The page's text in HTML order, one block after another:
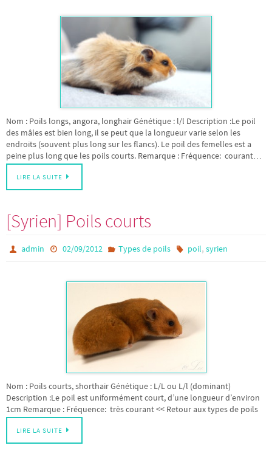
Nom : Poils longs, angora, longhair Génétique : l/l Description :Le poil
des mâles est bien long, il se peut que la longueur varie selon les
endroits (souvent plus long sur les flancs). Le poil des femelles est a
peine plus long que les poils courts. Remarque : Fréquence: courant…
LIRE LA SUITE
[Syrien] Poils courts
admin 02/09/2012 Types de poils poil,syrien
Nom : Poils courts, shorthair Génétique : L/L ou L/l (dominant)
Description :Le poil est uniformément court, d’une longueur d’environ
1cm Remarque : Fréquence: très courant << Retour aux types de poils
LIRE LA SUITE